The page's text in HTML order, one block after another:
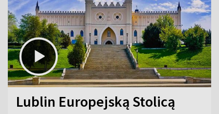
Lublin Europejską Stolicą